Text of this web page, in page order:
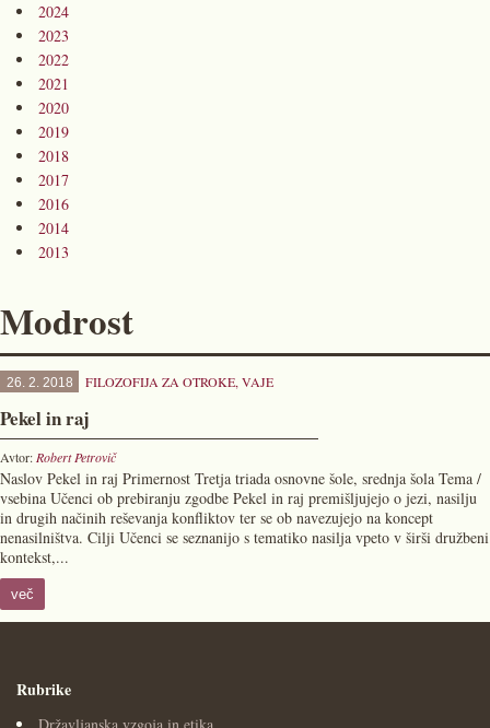
2024
2023
2022
2021
2020
2019
2018
2017
2016
2014
2013
Modrost
26. 2. 2018 FILOZOFIJA ZA OTROKE, VAJE
Pekel in raj
Avtor: Robert Petrovič
Naslov Pekel in raj Primernost Tretja triada osnovne šole, srednja šola Tema /
vsebina Učenci ob prebiranju zgodbe Pekel in raj premišljujejo o jezi, nasilju
in drugih načinih reševanja konfliktov ter se ob navezujejo na koncept
nenasilništva. Cilji Učenci se seznanijo s tematiko nasilja vpeto v širši družbeni
kontekst,...
več
Rubrike